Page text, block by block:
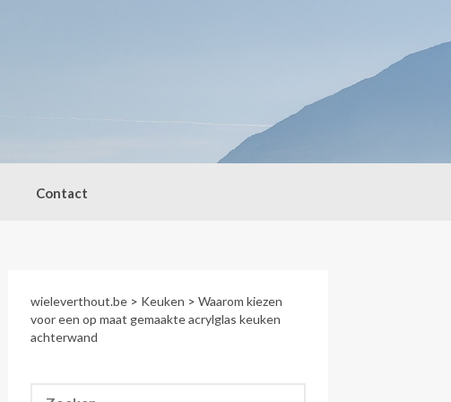
Contact
wieleverthout.be > Keuken >Waarom kiezen
voor een op maat gemaakte acrylglas keuken
achterwand